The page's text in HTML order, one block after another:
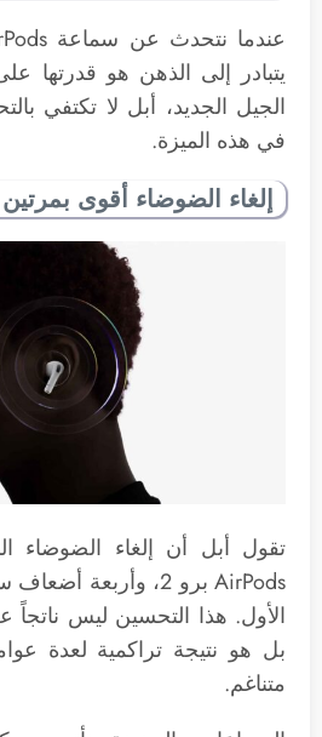
يتبادر إلى الذهن هو قدرتها
الجيل الجديد، أبل لا تكتفي
في هذه الميزة.
إلغاء الضوضاء أقوى بمرتين
تقول أبل أن إلغاء
الأول. هذا التحسين ليس ناتجاً
بل هو نتيجة تراكمية لعدة
متناغم.